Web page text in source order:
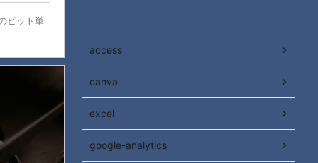
ビット単
access
canva
excel
google-analytics